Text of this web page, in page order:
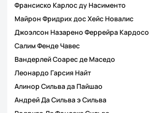
Франсиско Карлос ду Насименто
Майрон Фридрих дос Хейс Новалис
Джоэлсон Назарено Феррейра Кардосо
Салим Фенде Чавес
Вандерлей Соарес де Маседо
Леонардо Гарсия Найт
Алинор Сильва да Пайшао
Андрей Да Сильва э Сильва